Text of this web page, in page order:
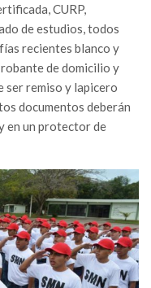
CURP,
de estudios, todos
recientes blanco y
de domicilio y
ser remiso y lapicero
documentos deberán
en un protector de